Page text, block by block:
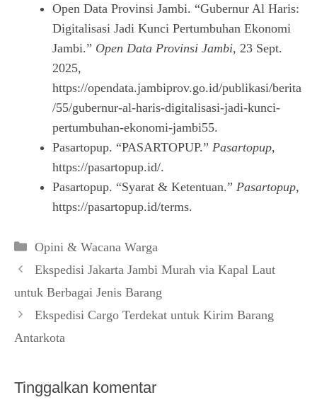
Open Data Provinsi Jambi. “Gubernur Al Haris:
Digitalisasi Jadi Kunci Pertumbuhan Ekonomi
Jambi.” Open Data Provinsi Jambi, 23 Sept.
2025,
https://opendata.jambiprov.go.id/publikasi/berita
/55/gubernur-al-haris-digitalisasi-jadi-kunci-
pertumbuhan-ekonomi-jambi55.
Pasartopup. “PASARTOPUP.” Pasartopup,
https://pasartopup.id/.
Pasartopup. “Syarat & Ketentuan.” Pasartopup,
https://pasartopup.id/terms.
Kategori
Opini & Wacana Warga
Ekspedisi Jakarta Jambi Murah via Kapal Laut
untuk Berbagai Jenis Barang
Ekspedisi Cargo Terdekat untuk Kirim Barang
Antarkota
Tinggalkan komentar